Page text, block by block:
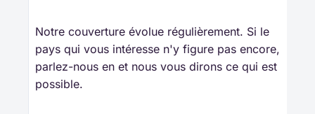
Notre couverture évolue régulièrement. Si le
pays qui vous intéresse n'y figure pas encore,
parlez-nous en et nous vous dirons ce qui est
possible.